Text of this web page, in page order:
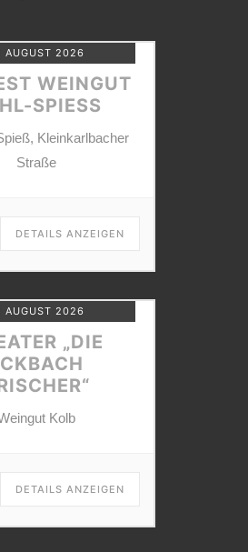
AUGUST 2026
WEINGUT
SPIESS
Kleinkarlbacher
Straße
DETAILS ANZEIGEN
AUGUST 2026
„DIE
Kolb
DETAILS ANZEIGEN